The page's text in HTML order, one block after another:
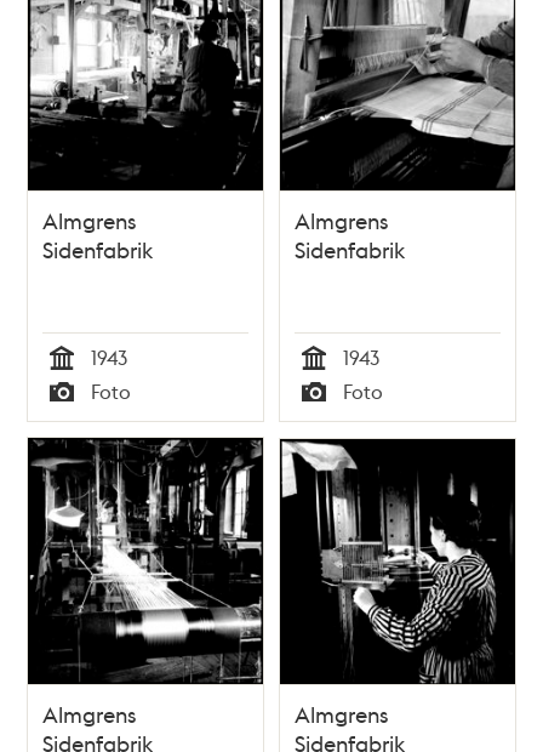
och
teman
Almgrens
Sidenfabrik
Tid
1943
Typ
Foto
Almgrens
Sidenfabrik
Tid
1943
Typ
Foto
Almgrens
Sidenfabrik
Almgrens
Sidenfabrik